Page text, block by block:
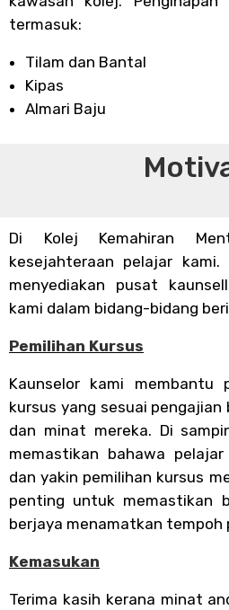
termasuk:
Tilam dan Bantal
Kipas
Almari Baju
Di Kolej Kemahiran
kesejahteraan pelajar
menyediakan pusat
kami dalam bidang-bidang
Pemilihan Kursus
Kaunselor kami membantu
kursus yang sesuai pengajian
dan minat mereka. Di
memastikan bahawa
dan yakin pemilihan kursus
penting untuk memastikan
berjaya menamatkan tempoh
Kemasukan
Terima kasih kerana minat